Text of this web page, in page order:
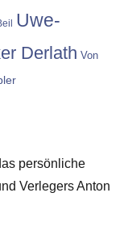
Uwe-
Derlath Von
persönliche
Verlegers Anton